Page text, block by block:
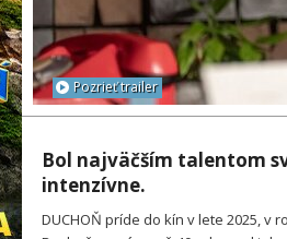
Pozrieť trailer
Bol najväčším talentom
intenzívne.
DUCHOŇ príde do kín v lete 2025,